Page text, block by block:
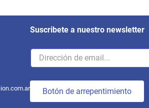
Suscribete a nuestro newsletter
Botón de arrepentimiento